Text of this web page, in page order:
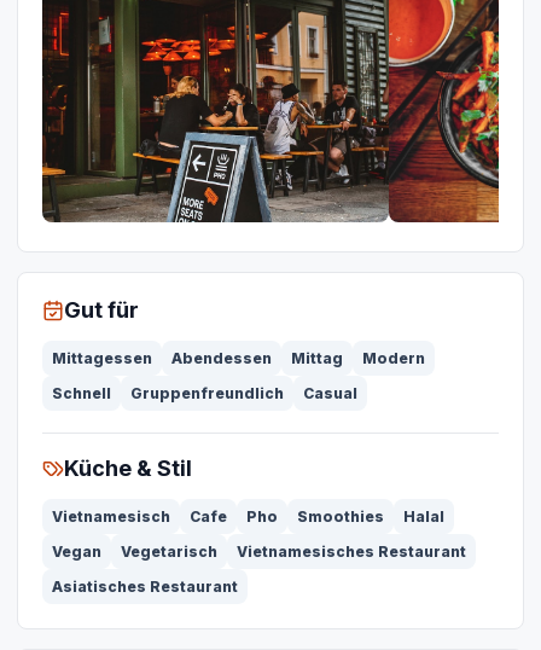
Gut für
Mittagessen Abendessen Mittag
Modern
Schnell
Gruppenfreundlich Casual
Küche & Stil
Vietnamesisch Cafe Pho Smoothies
Halal
Vegan
Vegetarisch
Vietnamesisches Restaurant
Asiatisches Restaurant